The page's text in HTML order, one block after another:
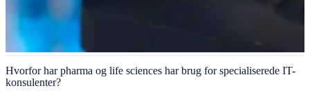
IT-konsulenter til pharma og life sciences
Strenge regulatoriske krav og komplekse forskningsdata stiller
Hvorfor har pharma og life sciences har brug for specialiserede IT-
konsulenter?